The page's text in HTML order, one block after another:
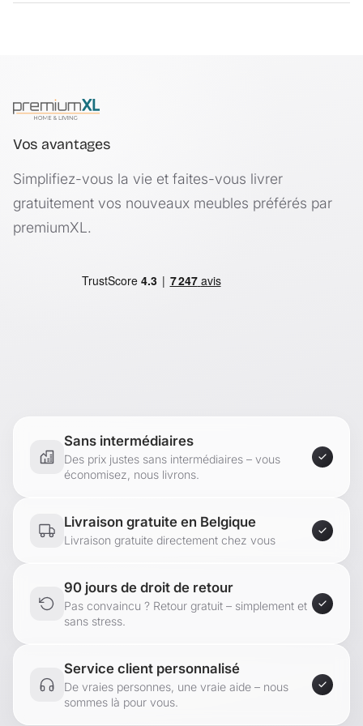
Vos avantages
Simplifiez-vous la vie et faites-vous livrer
gratuitement vos nouveaux meubles préférés par
premiumXL.
Sans intermédiaires
Des prix justes sans intermédiaires – vous
économisez, nous livrons.
Livraison gratuite en Belgique
Livraison gratuite directement chez vous
90 jours de droit de retour
Pas convaincu ? Retour gratuit – simplement et
sans stress.
Service client personnalisé
De vraies personnes, une vraie aide – nous
sommes là pour vous.